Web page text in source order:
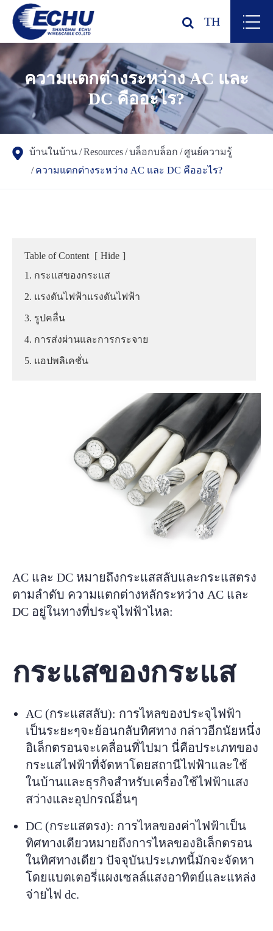
TH
ความแตกต่างระหว่าง AC และ
DC คืออะไร?
บ้านในบ้าน Resources บล็อกบล็อก
ศูนย์ความรู้
ความแตกต่างระหว่าง AC และ DC คืออะไร?
Table of Content [ Hide ]
1. กระแสของกระแส
2. แรงดันไฟฟ้าแรงดันไฟฟ้า
3. รูปคลื่น
4. การส่งผ่านและการกระจาย
5. แอปพลิเคชั่น
AC และ DC หมายถึงกระแสสลับและกระแสตรง
ตามลำดับ ความแตกต่างหลักระหว่าง AC และ
DC อยู่ในทางที่ประจุไฟฟ้าไหล:
กระแสของกระแส
AC (กระแสสลับ): การไหลของประจุไฟฟ้า
เป็นระยะๆจะย้อนกลับทิศทาง กล่าวอีกนัยหนึ่ง
อิเล็กตรอนจะเคลื่อนที่ไปมา นี่คือประเภทของ
กระแสไฟฟ้าที่จัดหาโดยสถานีไฟฟ้าและใช้
ในบ้านและธุรกิจสำหรับเครื่องใช้ไฟฟ้าแสง
สว่างและอุปกรณ์อื่นๆ
DC (กระแสตรง): การไหลของค่าไฟฟ้าเป็น
ทิศทางเดียวหมายถึงการไหลของอิเล็กตรอน
ในทิศทางเดียว ปัจจุบันประเภทนี้มักจะจัดหา
โดยแบตเตอรี่แผงเซลล์แสงอาทิตย์และแหล่ง
จ่ายไฟ dc.